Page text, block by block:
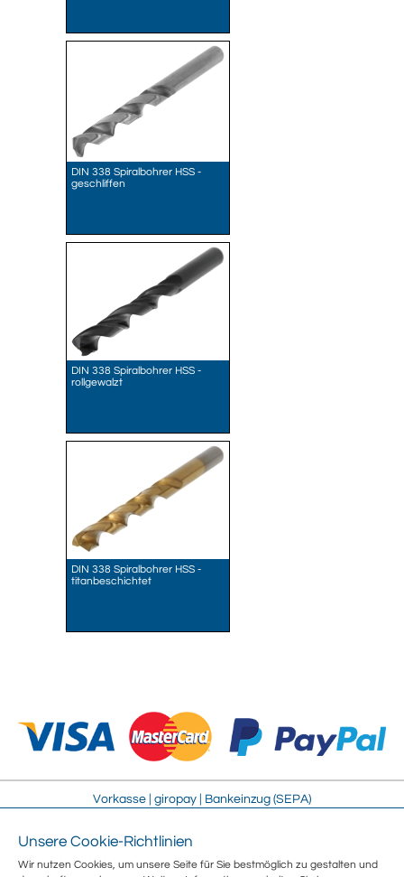
DIN 338 Spiralbohrer HSS -
geschliffen
DIN 338 Spiralbohrer HSS -
rollgewalzt
DIN 338 Spiralbohrer HSS -
titanbeschichtet
Vorkasse | giropay | Bankeinzug (SEPA)
AGB
Sitemap
Unsere Cookie-Richtlinien
Wir nutzen Cookies, um unsere Seite für Sie bestmöglich zu gestalten und